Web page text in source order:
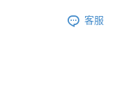
客服